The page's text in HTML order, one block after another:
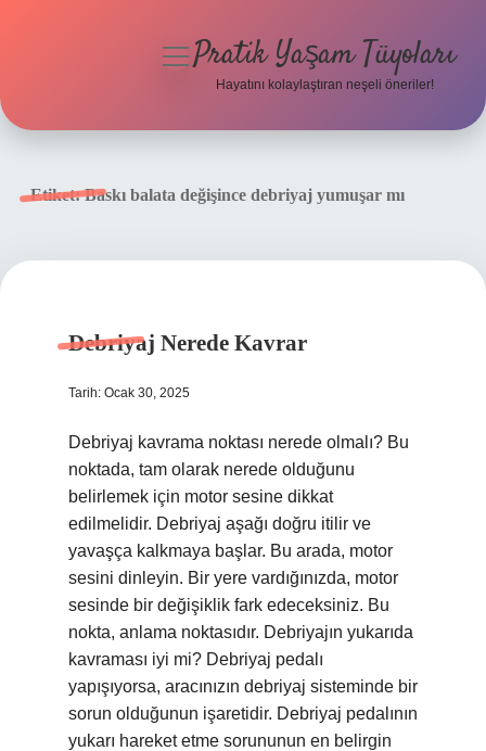
menüyü
Pratik Yaşam Tüyoları
Hayatını kolaylaştıran neşeli öneriler!
Etiket:Baskı balata değişince debriyaj yumuşar mı
Debriyaj Nerede Kavrar
Tarih: Ocak 30, 2025
Debriyaj kavrama noktası nerede olmalı? Bu
noktada, tam olarak nerede olduğunu
belirlemek için motor sesine dikkat
edilmelidir. Debriyaj aşağı doğru itilir ve
yavaşça kalkmaya başlar. Bu arada, motor
sesini dinleyin. Bir yere vardığınızda, motor
sesinde bir değişiklik fark edeceksiniz. Bu
nokta, anlama noktasıdır. Debriyajın yukarıda
kavraması iyi mi? Debriyaj pedalı
yapışıyorsa, aracınızın debriyaj sisteminde bir
sorun olduğunun işaretidir. Debriyaj pedalının
yukarı hareket etme sorununun en belirgin